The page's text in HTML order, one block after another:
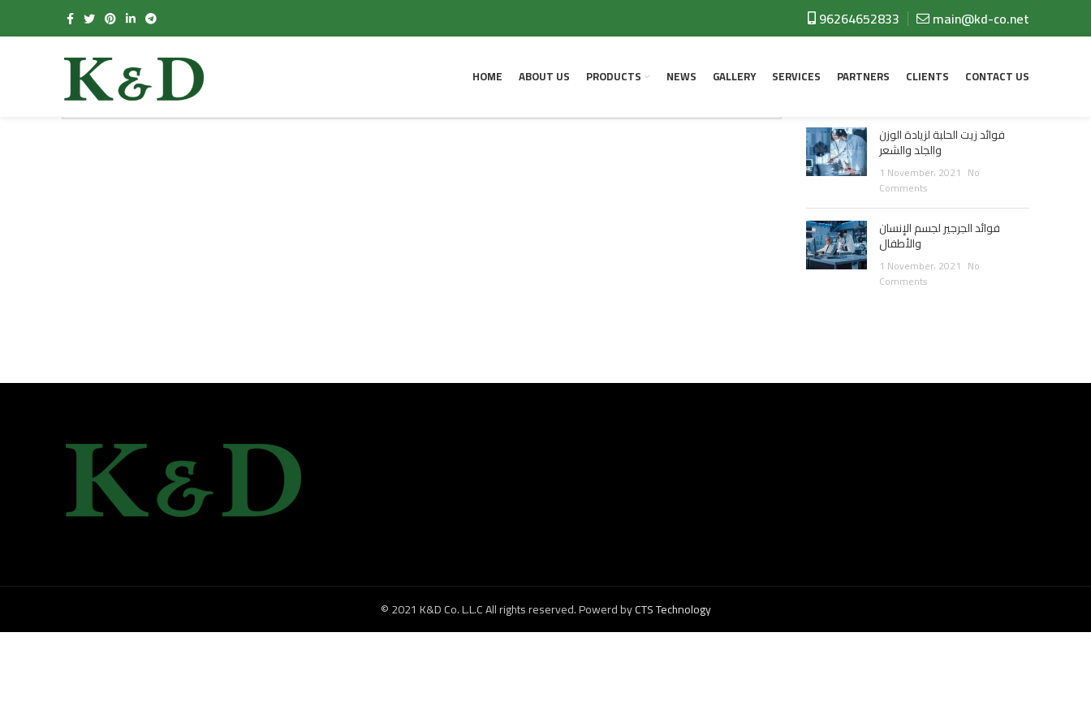
96264652833 main@kd-co.net
HOME ABOUT US PRODUCTS NEWS GALLERY SERVICES PARTNERS CLIENTS CONTACT US
Nothing Found
Apologies, but no results were found. Perhaps searching will help find a related post.
RECENT POSTS
يحارب زيت اللبان السرطان وحب
1 November، 2021
No
فوائد زيت الحلبة لزيادة الوزن
والجلد والشعر
1 November، 2021 No
Comments
فوائد الجرجير لجسم الإنسان
والأطفال
1 November، 2021 No
Comments
© 2021 K&D Co. L.L.C All rights reserved. Powerd byCTS Technology